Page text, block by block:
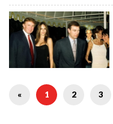
« 1 2 3